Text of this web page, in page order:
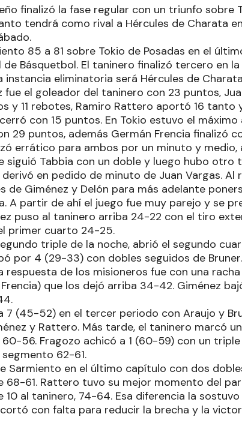
finalizó la fase regular con un triunfo sobre
tendrá como rival a Hércules de Charata
85 a 81 sobre Tokio de Posadas en el
de Básquetbol. El taninero finalizó tercero en
instancia eliminatoria será Hércules de
fue el goleador del taninero con 23 puntos,
y 11 rebotes, Ramiro Rattero aportó 16
con 15 puntos. En Tokio estuvo el
29 puntos, además Germán Frencia finalizó
errático para ambos por un minuto y medio,
siguió Tabbia con un doble y luego hubo otro
en pedido de minuto de Juan Vargas. Al
de Giménez y Delón para más adelante
A partir de ahí el juego fue muy parejo y se
puso al taninero arriba 24-22 con el tiro
primer cuarto 24-25.
triple de la noche, abrió el segundo
por 4 (29-33) con dobles seguidos de
respuesta de los misioneros fue con una
que los dejó arriba 34-42. Giménez
7 (45-52) en el tercer periodo con Araujo y
y Rattero. Más tarde, el taninero marcó
56. Fragozo achicó a 1 (60-59) con un
62-61.
Sarmiento en el último capítulo con dos
68-61. Rattero tuvo su mejor momento del
10 al taninero, 74-64. Esa diferencia la
con falta para reducir la brecha y la